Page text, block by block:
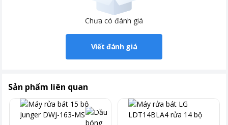
Chưa có đánh giá
Viết đánh giá
Sản phẩm liên quan